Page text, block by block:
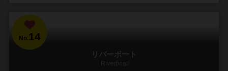
No.14
リバーボート
Riverboat